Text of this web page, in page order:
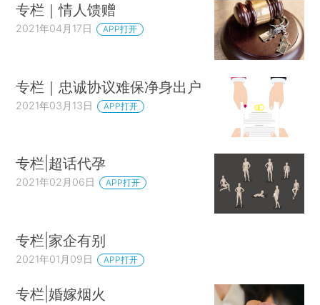
专栏｜情人馈赠
2021年04月17日 APP打开
专栏｜忠诚协议难保净身出户
2021年03月13日 APP打开
专栏|超话代孕
2021年02月06日 APP打开
专栏|家企有别
2021年01月09日 APP打开
专栏|婚嫁烟火